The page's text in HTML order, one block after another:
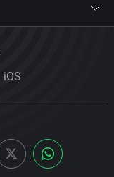
iOS